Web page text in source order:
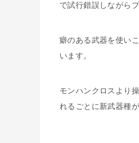
で試行錯誤しながら
癖のある武器を使い
います。
モンハンクロスより
れるごとに新武器種